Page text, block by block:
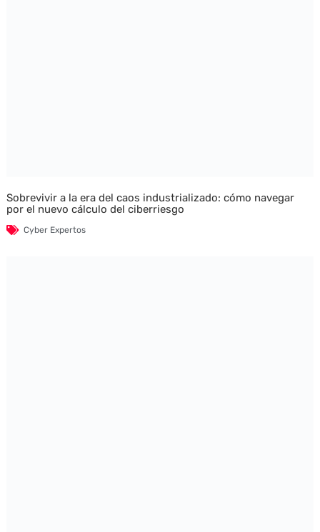
Sobrevivir a la era del caos industrializado: cómo navegar
por el nuevo cálculo del ciberriesgo
Cyber Expertos